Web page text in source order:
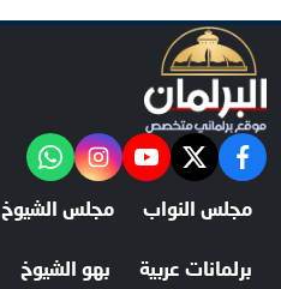
facebook
twitter
youtube
instagram
"‎Follow the آخر خبر channel on WhatsApp:
مجلس النواب مجلس الشيوخ
برلمانات عربية بهو الشيوخ